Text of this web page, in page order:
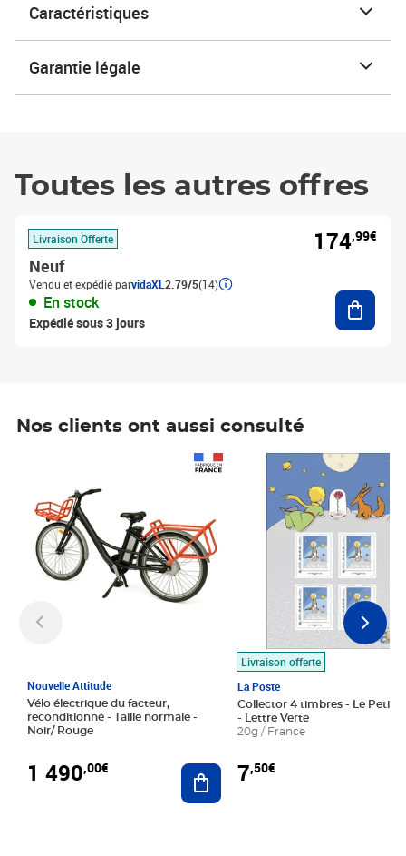
Caractéristiques
Garantie légale
Toutes les autres offres
Livraison Offerte
Neuf
Vendu et expédié parvidaXL 2.79/5(14)
En stock
Expédié sous 3 jours
174,99€
Nos clients ont aussi consulté
Nouvelle Attitude
Vélo électrique du facteur,
reconditionné - Taille normale -
Noir/ Rouge
1 490,00€ Ajouter au panier
Livraison offerte
La Poste
Collector 4 timbres - Le Petit
- Lettre Verte
20g / France
7,50€
Prix 7,50€